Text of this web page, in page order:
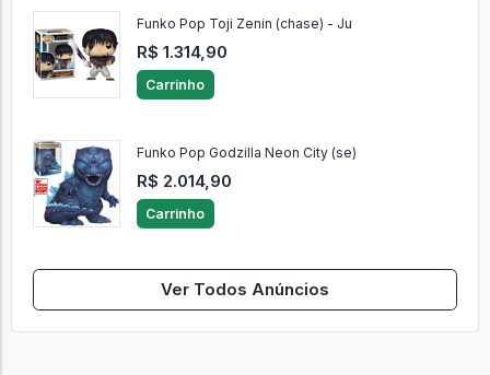
Funko Pop Toji Zenin (chase) - Ju
R$ 1.314,90
Carrinho
Funko Pop Godzilla Neon City (se)
R$ 2.014,90
Carrinho
Ver Todos Anúncios